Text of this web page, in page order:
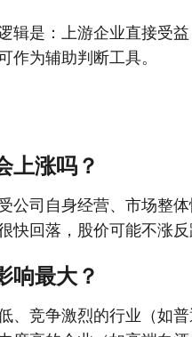
辑是：上游企业直接受
作为辅助判断工具。
上涨吗？
公司自身经营、市场整
回落，股价可能不涨反
响最大？
、竞争激烈的行业（如